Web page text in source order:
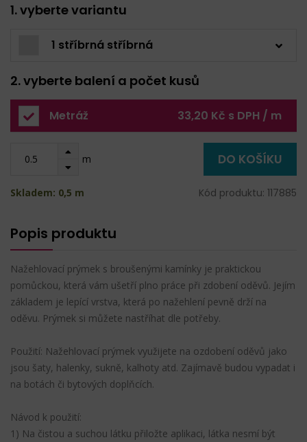
1. vyberte variantu
1 stříbrná stříbrná
2. vyberte balení a počet kusů
Metráž 33,20 Kč s DPH / m
m DO KOŠÍKU
Skladem: 0,5 m Kód produktu: 117885
Popis produktu
Nažehlovací prýmek s broušenými kamínky je praktickou
pomůckou, která vám ušetří plno práce při zdobení oděvů. Jejím
základem je lepící vrstva, která po nažehlení pevně drží na
oděvu. Prýmek si můžete nastříhat dle potřeby.
Použití: Nažehlovací prýmek využijete na ozdobení oděvů jako
jsou šaty, halenky, sukně, kalhoty atd. Zajímavě budou vypadat i
na botách či bytových doplňcích.
Návod k použití:
1) Na čistou a suchou látku přiložte aplikaci, látka nesmí být